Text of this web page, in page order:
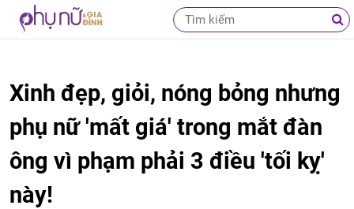
Xinh đẹp, giỏi, nóng bỏng nhưng
phụ nữ 'mất giá' trong mắt đàn
ông vì phạm phải 3 điều 'tối kỵ'
này!